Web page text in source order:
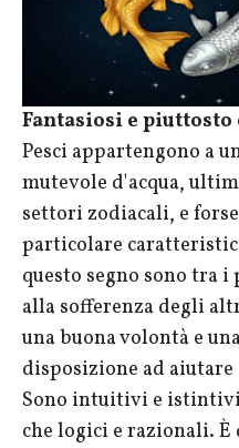
Fantasiosi e piuttosto
Pesci appartengono a
mutevole d'acqua,
settori zodiacali, e
particolare
questo segno sono tra
alla sofferenza degli
una buona volontà e una
disposizione ad
Sono intuitivi e
che logici e razionali.